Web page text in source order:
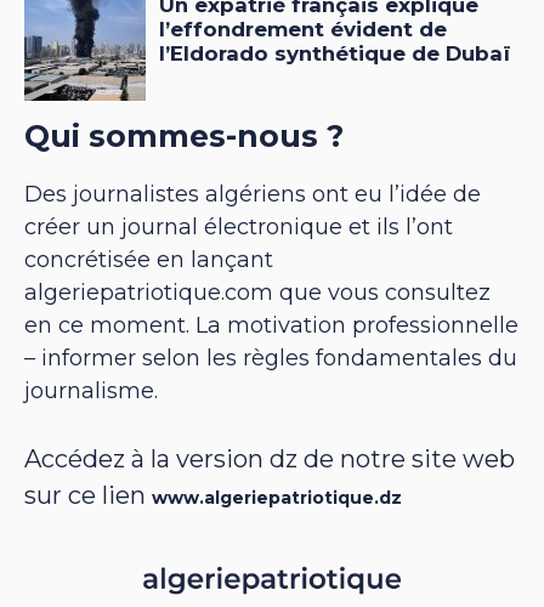
Qui sommes-nous ?
Des journalistes algériens ont eu l’idée de
créer un journal électronique et ils l’ont
concrétisée en lançant
algeriepatriotique.com que vous consultez
en ce moment. La motivation professionnelle
– informer selon les règles fondamentales du
journalisme.
Accédez à la version dz de notre site web
sur ce lien www.algeriepatriotique.dz